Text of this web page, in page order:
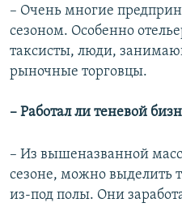
– Очень многие
сезоном. Особенно
таксисты, люди,
рыночные торговцы.
– Работал ли теневой
– Из вышеназванной
сезоне, можно выделить
из-под полы. Они